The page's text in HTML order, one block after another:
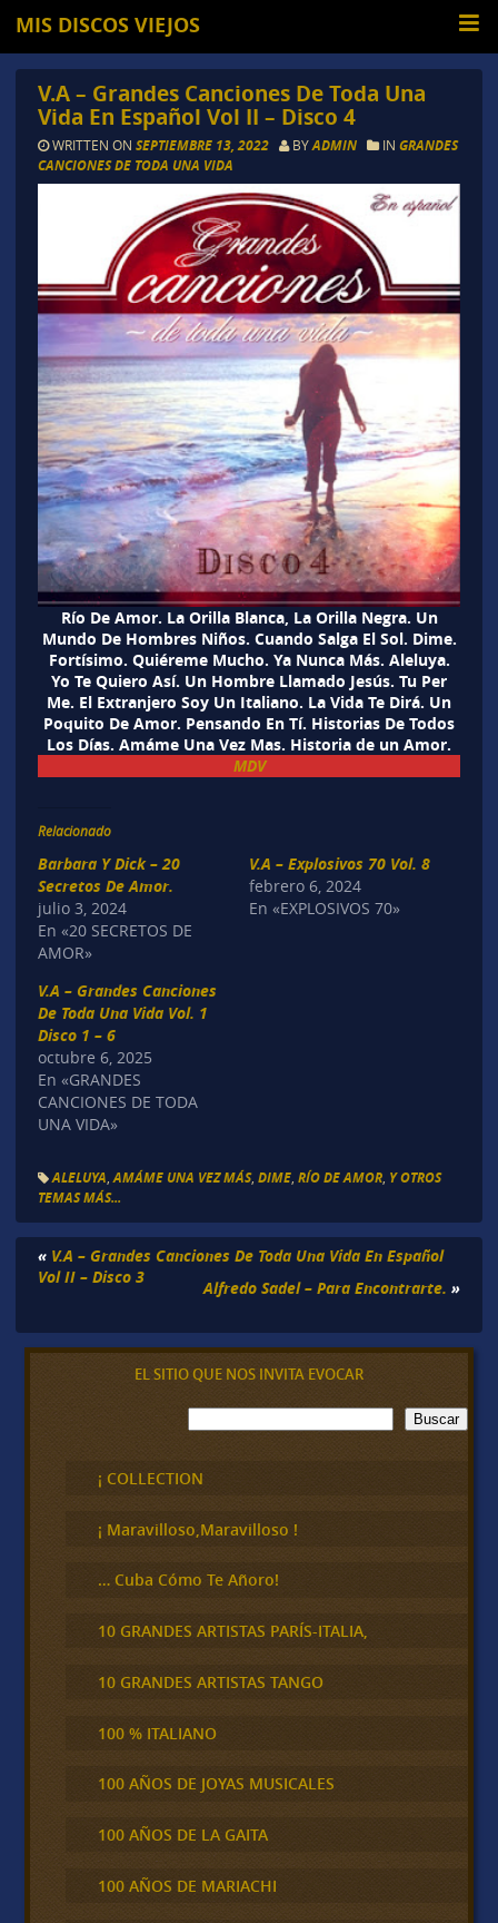
MIS DISCOS VIEJOS
V.A – Grandes Canciones De Toda Una
Vida En Español Vol II – Disco 4
WRITTEN ON SEPTIEMBRE 13, 2022 BYADMIN IN GRANDES
CANCIONES DE TODA UNA VIDA
Río De Amor. La Orilla Blanca, La Orilla Negra. Un
Mundo De Hombres Niños. Cuando Salga El Sol. Dime.
Fortísimo. Quiéreme Mucho. Ya Nunca Más. Aleluya.
Yo Te Quiero Así. Un Hombre Llamado Jesús. Tu Per
Me. El Extranjero Soy Un Italiano. La Vida Te Dirá. Un
Poquito De Amor. Pensando En Tí. Historias De Todos
Los Días. Amáme Una Vez Mas. Historia de un Amor.
MDV
Relacionado
Barbara Y Dick – 20
Secretos De Amor.
julio 3, 2024
En «20 SECRETOS DE
AMOR»
V.A – Explosivos 70 Vol. 8
febrero 6, 2024
En «EXPLOSIVOS 70»
V.A – Grandes Canciones
De Toda Una Vida Vol. 1
Disco 1 – 6
octubre 6, 2025
En «GRANDES
CANCIONES DE TODA
UNA VIDA»
ALELUYA AMÁME UNA VEZ MÁS, DIME, RÍO DE AMOR, Y OTROS
TEMAS MÁS...
« V.A – Grandes Canciones De Toda Una Vida En Español
Vol II – Disco 3
Alfredo Sadel – Para Encontrarte. »
EL SITIO QUE NOS INVITA EVOCAR
B
u
c
a
Buscar
¡ COLLECTION
¡ Maravilloso,Maravilloso !
… Cuba Cómo Te Añoro!
10 GRANDES ARTISTAS PARÍS-ITALIA,
10 GRANDES ARTISTAS TANGO
100 % ITALIANO
100 AÑOS DE JOYAS MUSICALES
100 AÑOS DE LA GAITA
100 AÑOS DE MARIACHI